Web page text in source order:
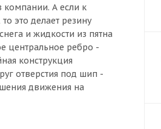
компании. А если к
это делает резину
и жидкости из пятна
центральное ребро -
конструкция
отверстия под шип -
движения на